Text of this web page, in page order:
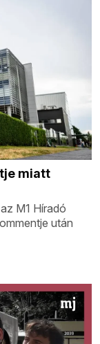
miatt
M1 Híradó
után